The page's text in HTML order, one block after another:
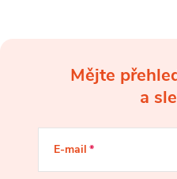
Mějte
a
E-mail